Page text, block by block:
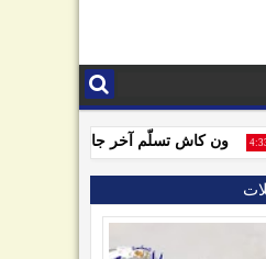
ون كاش تسلّم آخر جائزة للفائزين